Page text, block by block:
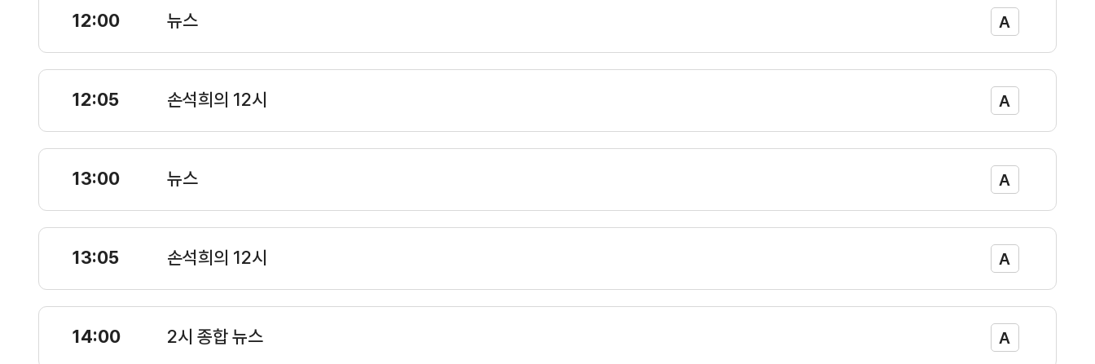
12:00 뉴스
12:05 손석희의 12시
13:00 뉴스
13:05 손석희의 12시
14:00 2시 종합 뉴스